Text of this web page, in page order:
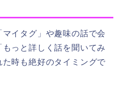
イタグ」や趣味の話で会
っと詳しく話を聞いてみ
時も絶好のタイミングで